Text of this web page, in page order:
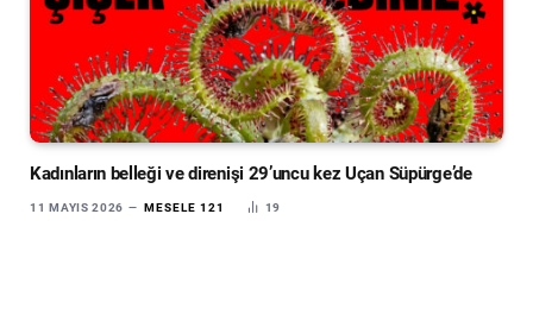
Kadınların belleği ve direnişi 29’uncu kez Uçan Süpürge’de
11 MAYIS 2026 MESELE 121 19